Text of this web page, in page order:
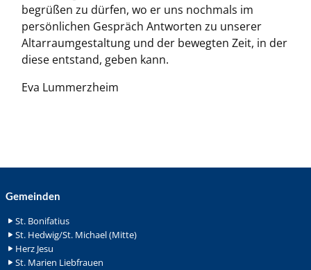
begrüßen zu dürfen, wo er uns nochmals im
persönlichen Gespräch Antworten zu unserer
Altarraumgestaltung und der bewegten Zeit, in der
diese entstand, geben kann.
Eva Lummerzheim
Gemeinden
St. Bonifatius
St. Hedwig/St. Michael (Mitte)
Herz Jesu
St. Marien Liebfrauen